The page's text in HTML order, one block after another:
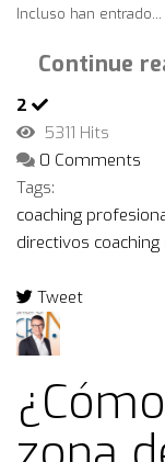
Incluso han entrado...
Continue
2
5311 Hits
0 Comments
Tags:
coaching
directivos
Tweet
pinterest